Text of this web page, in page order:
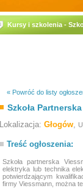
Kursy i szkolenia -
« Powróć do listy
Szkoła
Lokalizacja: Głogów,
Treść ogłoszenia:
Szkoła partnerska
elektryka lub technika
potwierdzającym
firmy Viessmann, można